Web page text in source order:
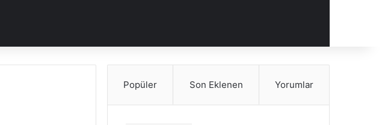
Popüler Son Eklenen Yorumlar